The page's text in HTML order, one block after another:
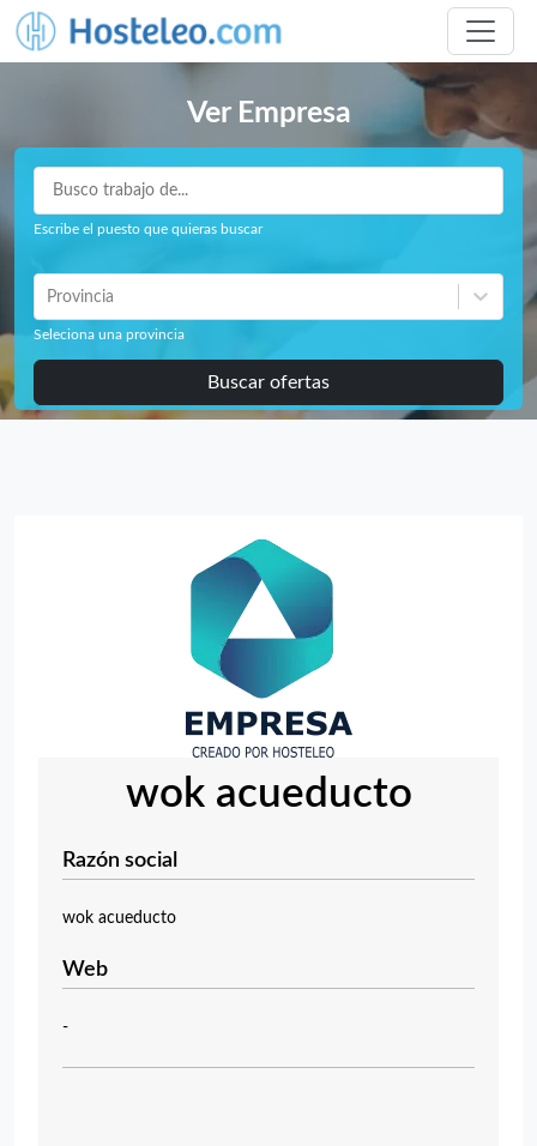
Ver Empresa
Escribe el puesto que quieras buscar
Provincia
Seleciona una provincia
Buscar ofertas
wok acueducto
Razón social
wok acueducto
Web
-